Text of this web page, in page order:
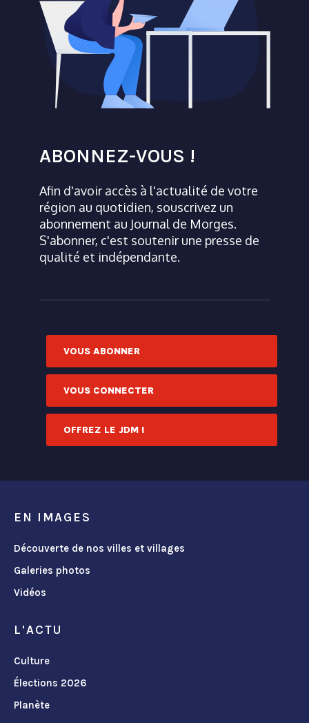
ABONNEZ-VOUS !
Afin d'avoir accès à l'actualité de votre
région au quotidien, souscrivez un
abonnement au Journal de Morges.
S'abonner, c'est soutenir une presse de
qualité et indépendante.
VOUS ABONNER
VOUS CONNECTER
OFFREZ LE JDM !
EN IMAGES
Découverte de nos villes et villages
Galeries photos
Vidéos
L'ACTU
Culture
Élections 2026
Planète